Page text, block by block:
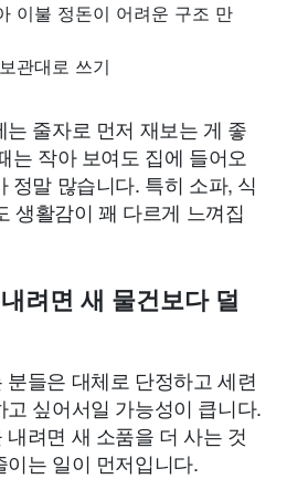
이불 정돈이 어려운 구조 만
관대로 쓰기
줄자로 먼저 재보는 게 좋
는 작아 보여도 집에 들어오
정말 많습니다. 특히 소파, 식
생활감이 꽤 다르게 느껴집
려면 새 물건보다 덜
들은 대체로 단정하고 세련
싶어서일 가능성이 큽니다.
려면 새 소품을 더 사는 것
이는 일이 먼저입니다.